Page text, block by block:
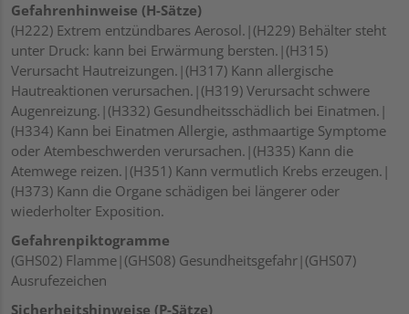
Gefahrenhinweise (H-Sätze)
(H222) Extrem entzündbares Aerosol.|(H229) Behälter steht
unter Druck: kann bei Erwärmung bersten.|(H315)
Verursacht Hautreizungen.|(H317) Kann allergische
Hautreaktionen verursachen.|(H319) Verursacht schwere
Augenreizung.|(H332) Gesundheitsschädlich bei Einatmen.|
(H334) Kann bei Einatmen Allergie, asthmaartige Symptome
oder Atembeschwerden verursachen.|(H335) Kann die
Atemwege reizen.|(H351) Kann vermutlich Krebs erzeugen.|
(H373) Kann die Organe schädigen bei längerer oder
wiederholter Exposition.
Gefahrenpiktogramme
(GHS02) Flamme|(GHS08) Gesundheitsgefahr|(GHS07)
Ausrufezeichen
Sicherheitshinweise (P-Sätze)